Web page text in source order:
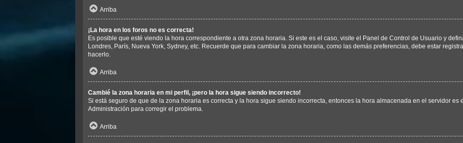
Arriba
¡La hora en los foros no es correcta!
Es posible que esté viendo la hora correspondiente a otra zona horaria. Si este es el caso, visite el Panel de Control de Usuario y
Londres, París, Nueva York, Sydney, etc. Recuerde que para cambiar la zona horaria, como las demás preferencias, debe estar
hacerlo.
Arriba
Cambié la zona horaria en mi perfil, ¡pero la hora sigue siendo incorrecto!
Si está seguro de que de la zona horaria es correcta y la hora sigue siendo incorrecta, entonces la hora almacenada en el servidor es
Administración para corregir el problema.
Arriba